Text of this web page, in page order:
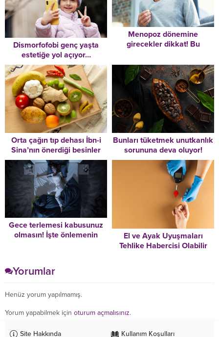
Dismorfofobi genç yaşta
estetiğe yol açıyor…
Menopoz dönemine
girecekler dikkat! Bu
bırakmalısınız
Orta çağın tıp dehası İbn-i
Sina’nın önerdiği besinler
Bunları tüketmek unutkanlık
sorununa deva oluyor!
Gece terlemesi kabusunuz
olmasın! İşte önlemenin
El ve Ayak Uyuşmaları
Tehlike Habercisi Olabilir
Yorumlar
Henüz yorum yapılmamış.
Yorum yapabilmek için oturum açmalısınız.
Site Hakkında Kullanım Koşulları